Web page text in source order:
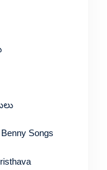
Songs